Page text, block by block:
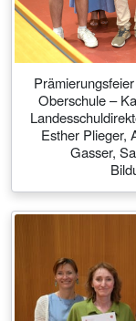
Oberschule –
Esther Plieger,
Gasser,